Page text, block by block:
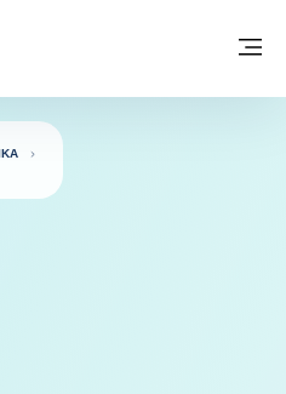
FOR TRADE - GRUPĖS